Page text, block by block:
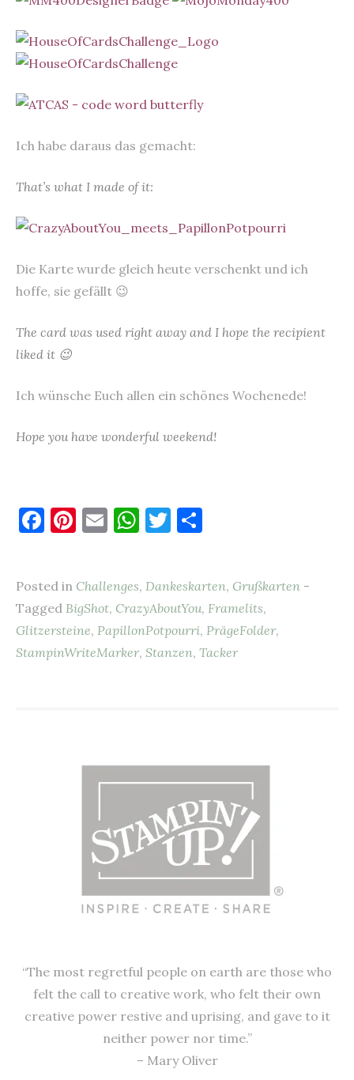
Ich habe daraus das gemacht:
That’s what I made of it:
Die Karte wurde gleich heute verschenkt und ich
hoffe, sie gefällt 😉
The card was used right away and I hope the recipient
liked it 😉
Ich wünsche Euch allen ein schönes Wochenede!
Hope you have wonderful weekend!
F
e
b
o
Pi
es
t
E
l
W
s
A
p
T
te
r
n
Posted in Challenges, Dankeskarten, Grußkarten -
Tagged BigShot, CrazyAboutYou, Framelits,
Glitzersteine, PapillonPotpourri, PrägeFolder,
StampinWriteMarker, Stanzen, Tacker
“The most regretful people on earth are those who
felt the call to creative work, who felt their own
creative power restive and uprising, and gave to it
neither power nor time.”
– Mary Oliver